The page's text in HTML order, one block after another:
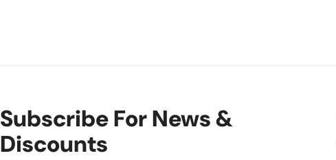
Subscribe For News &
Discounts